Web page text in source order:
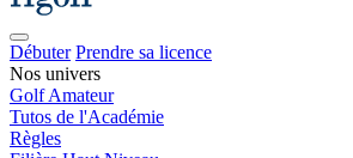
Débuter Prendre sa licence
Nos univers
Golf Amateur
Tutos de l'Académie
Règles